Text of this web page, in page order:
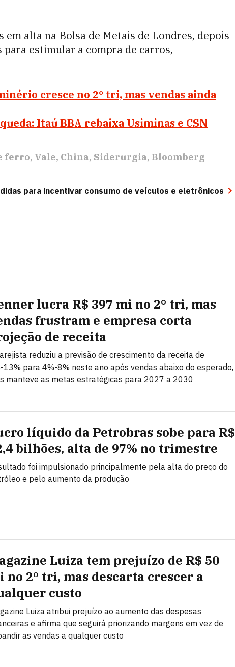
em alta na Bolsa de Metais de Londres, depois
para estimular a compra de carros,
cresce no 2º tri, mas vendas ainda
Itaú BBA rebaixa Usiminas e CSN
ferro Vale China Siderurgia Bloomberg
para incentivar consumo de veículos e eletrônicos
lucra R$ 397 mi no 2° tri, mas
frustram e empresa corta
de receita
reduziu a previsão de crescimento da receita de
13% para 4%-8% neste ano após vendas abaixo do esperado,
manteve as metas estratégicas para 2027 a 2030
líquido da Petrobras sobe para R$
bilhões, alta de 97% no trimestre
foi impulsionado principalmente pela alta do preço do
e pelo aumento da produção
Luiza tem prejuízo de R$ 50
no 2º tri, mas descarta crescer a
custo
Luiza atribui prejuízo ao aumento das despesas
e afirma que seguirá priorizando margens em vez de
as vendas a qualquer custo